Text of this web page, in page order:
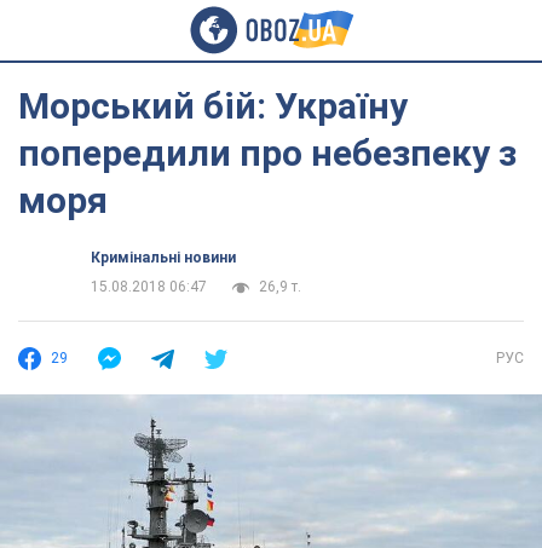
Морський бій: Україну
попередили про небезпеку з
моря
Кримінальні новини
15.08.2018 06:47
26,9 т.
29 РУС